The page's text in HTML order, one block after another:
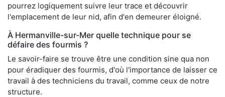
pourrez logiquement suivre leur trace et découvrir
l'emplacement de leur nid, afin d'en demeurer éloigné.
À Hermanville-sur-Mer quelle technique pour se
défaire des fourmis ?
Le savoir-faire se trouve être une condition sine qua non
pour éradiquer des fourmis, d'où l'importance de laisser ce
travail à des techniciens du travail, comme ceux de notre
structure.